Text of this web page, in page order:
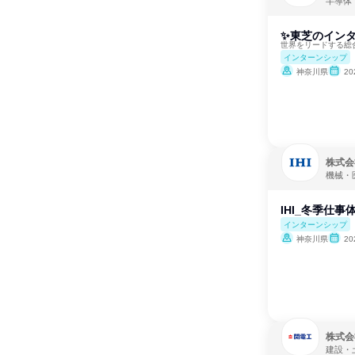
✨東芝のイン
世界をリードする総
インターンシップ
神奈川県
株式
機械・
IHI_冬季仕事
インターンシップ
神奈川県
株式
建設・